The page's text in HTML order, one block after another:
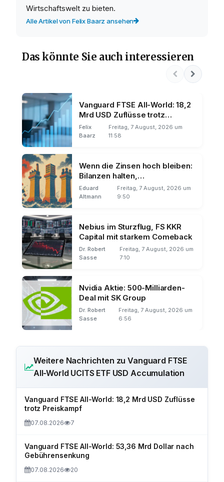
Wirtschaftswelt zu bieten.
Alle Artikel von Felix Baarz ansehen
Das könnte Sie auch interessieren
Vanguard FTSE All-World: 18,2
Mrd USD Zuflüsse trotz
Preiskampf
Felix
Baarz
Freitag, 7 August, 2026 um
11:58
Wenn die Zinsen hoch bleiben:
Bilanzen halten,
Wachstumsstorys brechen
Eduard
Altmann
Freitag, 7 August, 2026 um
9:50
Nebius im Sturzflug, FS KKR
Capital mit starkem Comeback
Dr. Robert
Sasse
Freitag, 7 August, 2026 um
7:10
Nvidia Aktie: 500-Milliarden-
Deal mit SK Group
Dr. Robert
Sasse
Freitag, 7 August, 2026 um
6:56
Weitere Nachrichten zu Vanguard FTSE
All-World UCITS ETF USD Accumulation
Vanguard FTSE All-World: 18,2 Mrd USD Zuflüsse
trotz Preiskampf
07.08.2026 7
Vanguard FTSE All-World: 53,36 Mrd Dollar nach
Gebührensenkung
07.08.2026 20